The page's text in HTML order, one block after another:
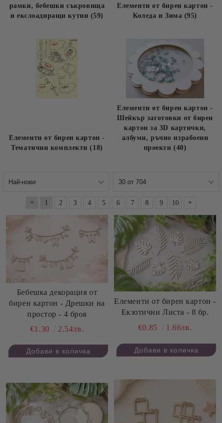
рамки, бебешки съкровища
и екслоадиращи кутии (59)
Елементи от бирен картон -
Коледа и Зима (95)
Елементи от бирен картон -
Тематични комплекти (18)
Елементи от бирен картон -
Шейкър заготовки от бирен
картон за 3D картички,
албуми, ръчно израбоени
проекти (40)
« 1 2 3 4 5 6 7 8 9 10 »
Бебешка декорация от
бирен картон - Дрешки на
простор - 4 броя
€1.30
2.54лв.
Елементи от бирен картон -
Екзотични Листа - 8 бр.
€0.85
1.66лв.